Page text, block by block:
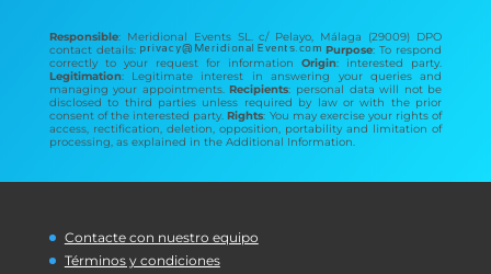
Responsible: Meridional Events SL. c/ Pelayo, Málaga (29009) DPO
contact details:
Purpose: To respond
correctly to your request for informationOrigin: interested party.
Legitimation: Legitimate interest in answering your queries and
managing your appointments.Recipients: personal data will not be
disclosed to third parties unless required by law or with the prior
consent of the interested party.Rights: You may exercise your rights of
access, rectification, deletion, opposition, portability and limitation of
processing, as explained in the Additional Information.
Contacte con nuestro equipo
Términos y condiciones